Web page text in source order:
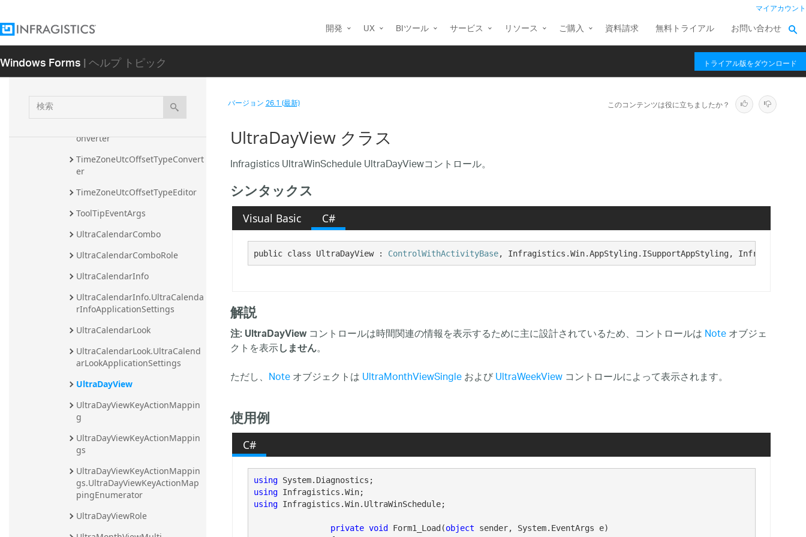
マイアカウント
開発 UX BIツール サービス リソース ご購入 資料請求 無料トライアル お問い合わせ
Windows Forms| ヘルプ トピック トライアル版をダウンロード
検
索
TimeUIEditorDropdown
TimeZoneInfoTypeEditor
onverter
TimeZoneUtcOffsetTypeConvert
er
TimeZoneUtcOffsetTypeEditor
ToolTipEventArgs
UltraCalendarCombo
UltraCalendarComboRole
UltraCalendarInfo
UltraCalendarInfo.UltraCalenda
rInfoApplicationSettings
UltraCalendarLook
UltraCalendarLook.UltraCalend
arLookApplicationSettings
UltraDayView
UltraDayViewKeyActionMappin
g
UltraDayViewKeyActionMappin
gs
UltraDayViewKeyActionMappin
gs.UltraDayViewKeyActionMap
pingEnumerator
UltraDayViewRole
バージョン26.1 (最新) このコンテンツは役に立ちましたか？
UltraDayView クラス
Infragistics UltraWinSchedule UltraDayViewコントロール。
シンタックス
Visual Basic C#
public class UltraDayView : ControlWithActivityBase, Infragistics.Win.AppStyling.ISupportAppStyling,
解説
注:UltraDayViewコントロールは時間関連の情報を表示するために主に設計されているため、コントロールはNoteオブジェ
クトを表示しません。
ただし、 NoteオブジェクトはUltraMonthViewSingleおよびUltraWeekViewコントロールによって表示されます。
使用例
C#
using
using
using Infragistics.Win.UltraWinSchedule;
private void Form1_Load(object sender, System.EventArgs e)